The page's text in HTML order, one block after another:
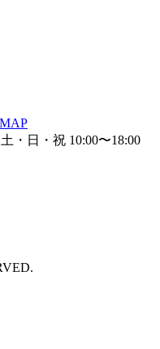
MAP
・日・祝 10:00〜18:00